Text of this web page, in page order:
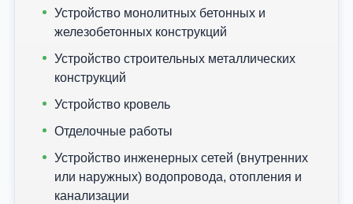
Устройство монолитных бетонных и
железобетонных конструкций
Устройство строительных металлических
конструкций
Устройство кровель
Отделочные работы
Устройство инженерных сетей (внутренних
или наружных) водопровода, отопления и
канализации